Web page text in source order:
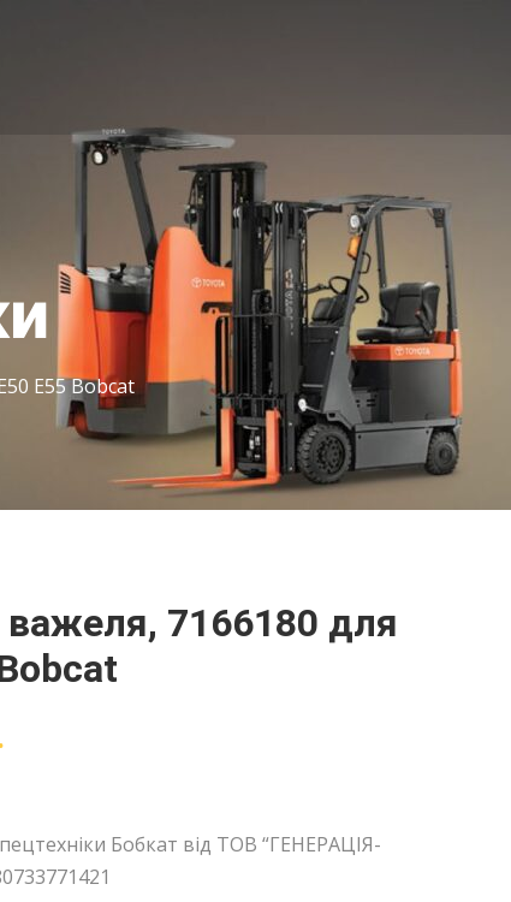
E55 Bobcat
важеля, 7166180 для
Бобкат від ТОВ “ГЕНЕРАЦІЯ-